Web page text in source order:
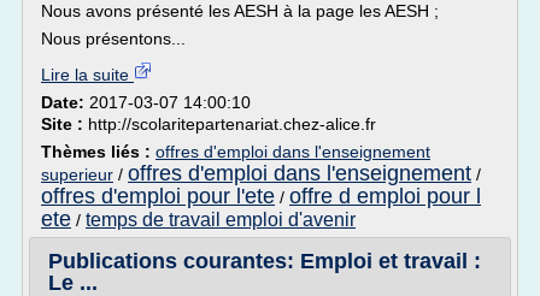
Nous avons présenté les AESH à la page les AESH ;
Nous présentons...
Lire la suite
Date: 2017-03-07 14:00:10
Site : http://scolaritepartenariat.chez-alice.fr
Thèmes liés : offres d'emploi dans l'enseignement
superieur / offres d'emploi dans l'enseignement /
offres d'emploi pour l'ete / offre d emploi pour l
ete / temps de travail emploi d'avenir
Publications courantes: Emploi et travail :
Le ...